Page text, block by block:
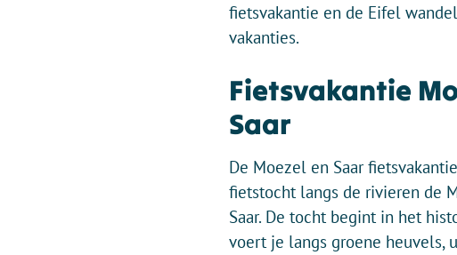
fietsvakantie en de Eifel
vakanties.
Fietsvakantie
Saar
De Moezel en Saar
fietstocht langs de rivieren de
Saar. De tocht begint in het
voert je langs groene heuvels,